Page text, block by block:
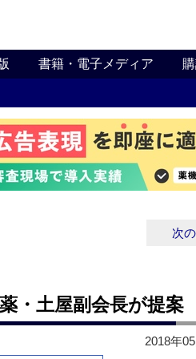
書籍・電子メディア
次
・土屋副会長が提案
2018年